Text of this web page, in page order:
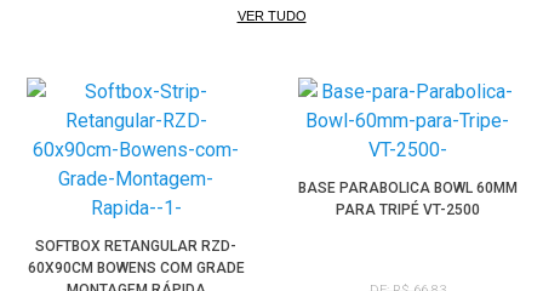
VER TUDO
SOFTBOX RETANGULAR RZD-
60X90CM BOWENS COM GRADE
BASE PARABOLICA BOWL 60MM
PARA TRIPÉ VT-2500